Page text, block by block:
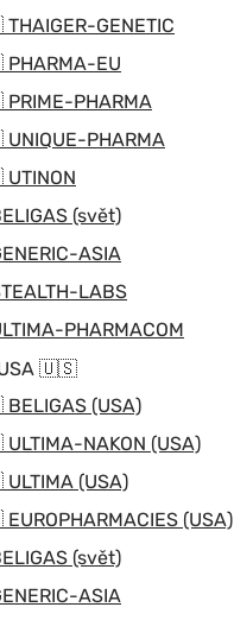
GENETIC
EU
PHARMA
PHARMA
(svět)
ASIA
LABS
PHARMACOM
🇺🇸
(USA)
NAKON (USA)
(USA)
(USA)
(svět)
ASIA